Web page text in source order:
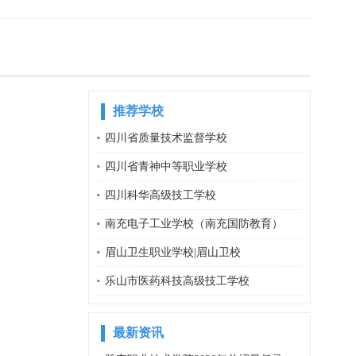
推荐学校
四川省质量技术监督学校
四川省青神中等职业学校
四川科华高级技工学校
南充电子工业学校（南充国防教育）
眉山卫生职业学校|眉山卫校
乐山市医药科技高级技工学校
最新资讯